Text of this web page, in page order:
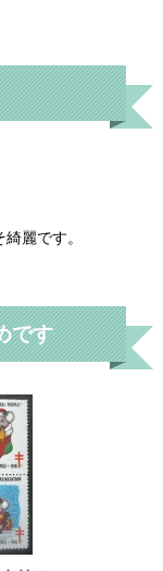
麗です。
です